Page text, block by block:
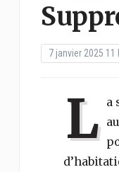
7 janvier 2025 11
L a